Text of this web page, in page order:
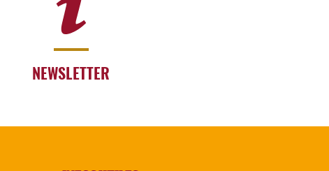
NEWSLETTER